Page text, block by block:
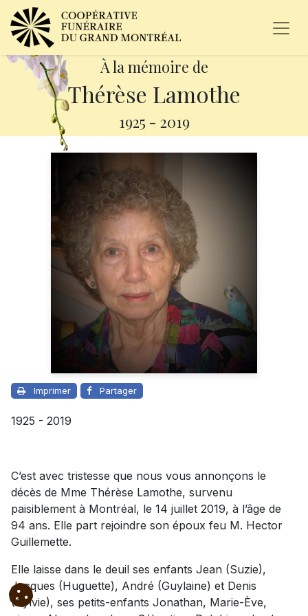
À la mémoire de
Thérèse Lamothe
1925 - 2019
Imprimer Partager
1925 - 2019
C’est avec tristesse que nous vous annonçons le
décès de Mme Thérèse Lamothe, survenu
paisiblement à Montréal, le 14 juillet 2019, à l’âge de
94 ans. Elle part rejoindre son époux feu M. Hector
Guillemette.
Elle laisse dans le deuil ses enfants Jean (Suzie),
Jacques (Huguette), André (Guylaine) et Denis
(Sylvie), ses petits-enfants Jonathan, Marie-Ève,